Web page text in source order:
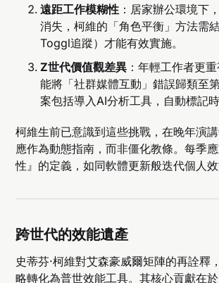
遠距工作模糊性 ：居家辦公環境下
消失，柯維的「角色平衡」方法需
Toggl追蹤）才能有效實施。
Z世代價值觀差異 ：年輕工作者更
能將「社群媒體互動」錯誤歸類至
案包括導入AI分析工具，自動標記時
柯維生前已意識到這些挑戰，在晚年演
應作為動態指南，而非僵化教條。每季
性』的定義，如同軟體更新般迭代個人效
跨世代的效能遺產
史蒂芬·柯維對艾森豪威爾矩陣的再詮釋
略轉化為普世效能工具。其核心貢獻在於